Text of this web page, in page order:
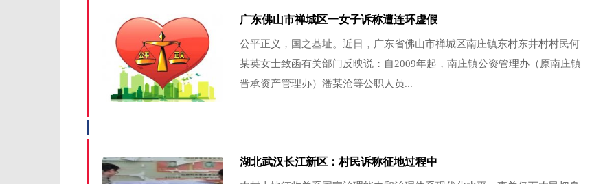
广东佛山市禅城区一女子诉称遭连环虚假
公平正义，国之基址。近日，广东省佛山市禅城区南庄镇东村东井村村民何
某英女士致函有关部门反映说：自2009年起，南庄镇公资管理办（原南庄镇
晋承资产管理办）潘某沧等公职人员...
湖北武汉长江新区：村民诉称征地过程中